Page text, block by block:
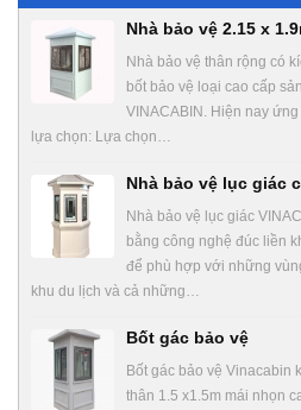
Nhà bảo vệ 2.15 x
Nhà bảo vệ thân rộng có
bốt bảo vệ loại cao cấp
VINACABIN. Hiện nay
lựa chọn: Lựa chọn…
Nhà bảo vệ lục giác
Nhà bảo vệ lục giác
bằng công nghệ đúc liền
để phù hợp với những
khu du lịch và cả những…
Bốt gác bảo vệ
Bốt gác bảo vệ Vinacabin
thân 1.5 x1.5m mái nhọn